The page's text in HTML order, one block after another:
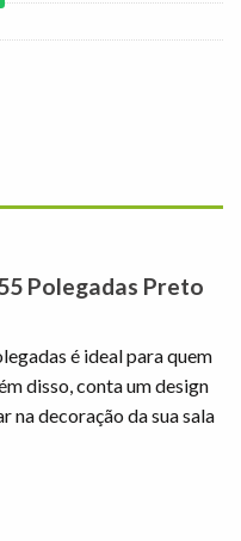
Polegadas Preto
é ideal para quem
disso, conta um design
na decoração da sua sala